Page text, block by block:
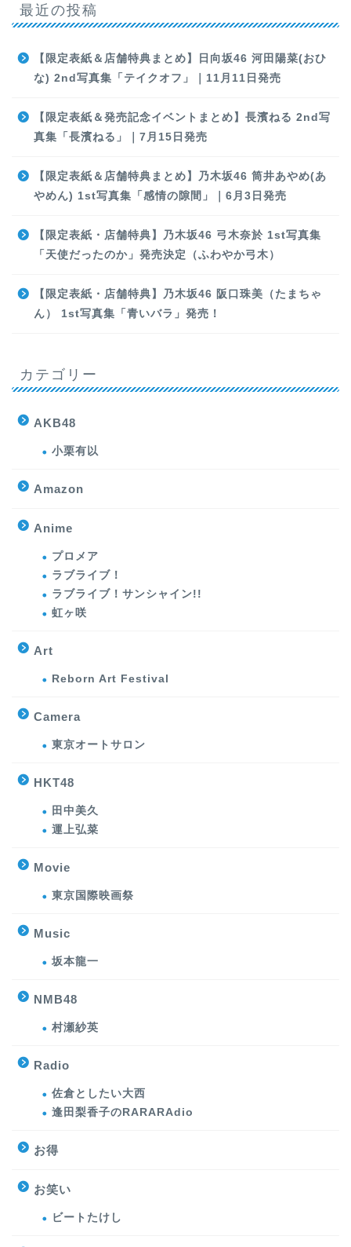
最近の投稿
【限定表紙＆店舗特典まとめ】日向坂46 河田陽菜(おひ
な) 2nd写真集「テイクオフ」｜11月11日発売
【限定表紙＆発売記念イベントまとめ】長濱ねる 2nd写
真集「長濱ねる」｜7月15日発売
【限定表紙＆店舗特典まとめ】乃木坂46 筒井あやめ(あ
やめん) 1st写真集「感情の隙間」｜6月3日発売
【限定表紙・店舗特典】乃木坂46 弓木奈於 1st写真集
「天使だったのか」発売決定（ふわやか弓木）
【限定表紙・店舗特典】乃木坂46 阪口珠美（たまちゃ
ん） 1st写真集「青いバラ」発売！
カテゴリー
AKB48
小栗有以
Amazon
Anime
プロメア
ラブライブ！
ラブライブ！サンシャイン!!
虹ヶ咲
Art
Reborn Art Festival
Camera
東京オートサロン
HKT48
田中美久
運上弘菜
Movie
東京国際映画祭
Music
坂本龍一
NMB48
村瀬紗英
Radio
佐倉としたい大西
逢田梨香子のRARARAdio
お得
お笑い
ビートたけし